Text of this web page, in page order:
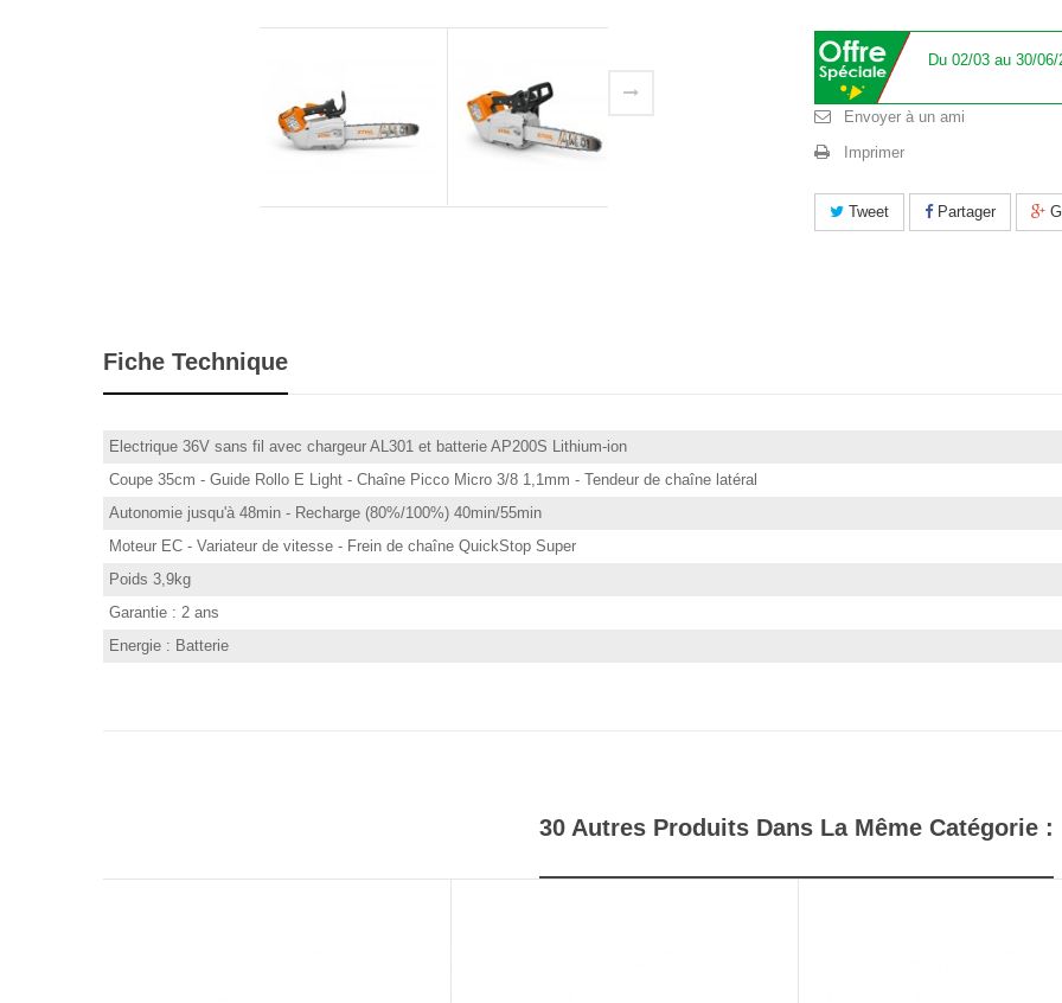
un smartphone ou une tablette.
Dans notre aperçu de la durée
pouvez voir combien de temps
STIHL MSA 190 T et combien
Tous les outils sans fil du
météorologiques défavorables.
projections d'eau s'appuie entre
Livrée avec batterie AP200S et
Les batteries et chargeurs
Du 02/03 au 30/
Envoyer à un ami
Imprimer
Tweet Partager
Fiche Technique
Electrique 36V sans fil avec chargeur AL301 et batterie AP200S Lithium-ion
Coupe 35cm - Guide Rollo E Light - Chaîne Picco Micro 3/8 1,1mm - Tendeur de chaîne latéral
Autonomie jusqu'à 48min - Recharge (80%/100%) 40min/55min
Moteur EC - Variateur de vitesse - Frein de chaîne QuickStop Super
Poids 3,9kg
Garantie : 2 ans
Energie : Batterie
30 Autres Produits Dans La Même Catégorie :